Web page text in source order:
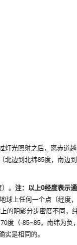
灯光照射之后，离赤道
边到北纬85度，南边到
。 注：以上0经度表示
球上任何一个点（经度
的阴影分步密度不同，
度（-85~85，南纬为负
是相同的。